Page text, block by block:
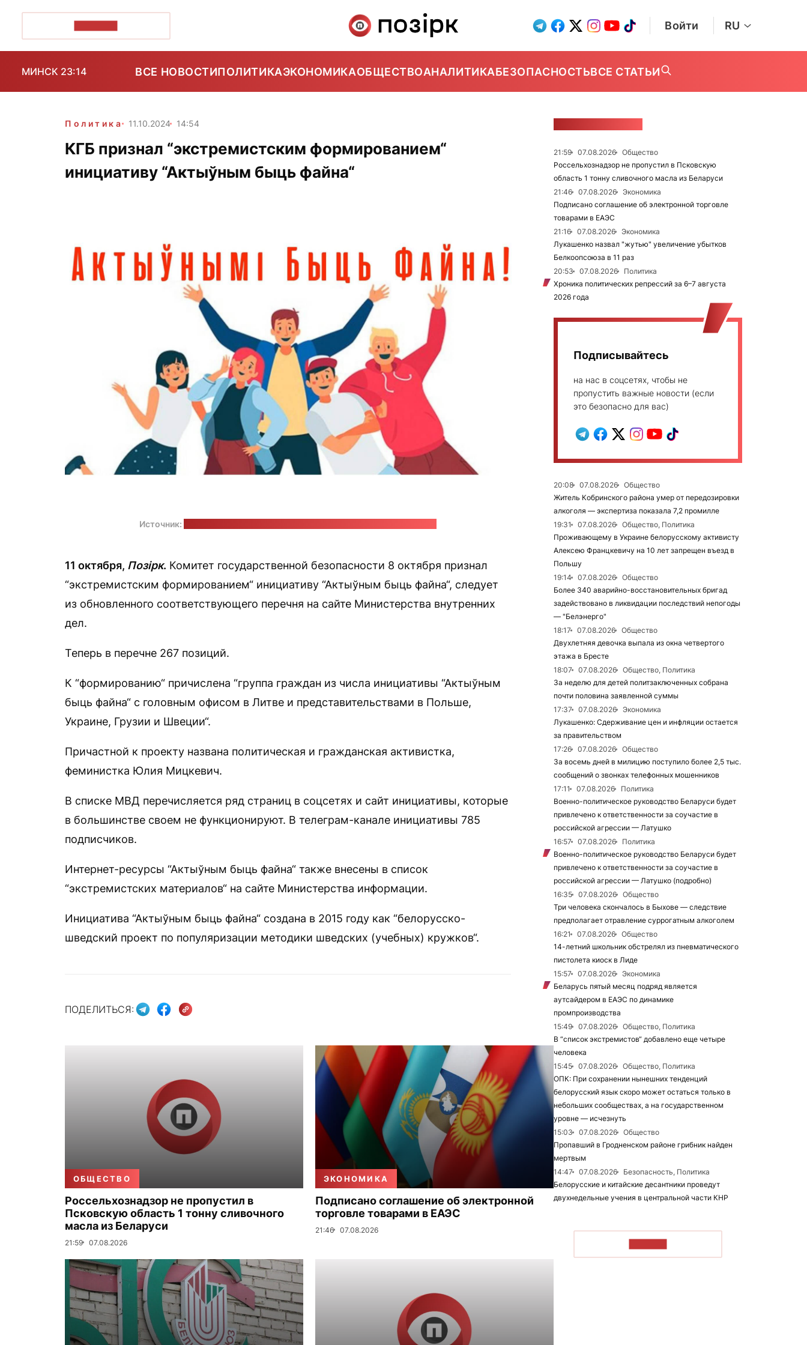
Войти RU
МИНСК 23:14 ВСЕ НОВОСТИПОЛИТИКАЭКОНОМИКАОБЩЕСТВОАНАЛИТИКАБЕЗОПАСНОСТЬВСЕ СТАТЬИ
Политика 11.10.2024 14:54
КГБ признал “экстремистским формированием“
инициативу “Актыўным быць файна“
Источник:
11 октября, Позірк. Комитет государственной безопасности 8 октября признал
“экстремистским формированием“ инициативу “Актыўным быць файна“, следует
из обновленного соответствующего перечня на сайте Министерства внутренних
дел.
Теперь в перечне 267 позиций.
К “формированию“ причислена “группа граждан из числа инициативы “Актыўным
быць файна“ с головным офисом в Литве и представительствами в Польше,
Украине, Грузии и Швеции“.
Причастной к проекту названа политическая и гражданская активистка,
феминистка Юлия Мицкевич.
В списке МВД перечисляется ряд страниц в соцсетях и сайт инициативы, которые
в большинстве своем не функционируют. В телеграм-канале инициативы 785
подписчиков.
Интернет-ресурсы “Актыўным быць файна“ также внесены в список
“экстремистских материалов“ на сайте Министерства информации.
Инициатива “Актыўным быць файна“ создана в 2015 году как “белорусско-
шведский проект по популяризации методики шведских (учебных) кружков“.
ПОДЕЛИТЬСЯ:
ОБЩЕСТВО
Россельхознадзор не пропустил в
Псковскую область 1 тонну сливочного
масла из Беларуси
21:59 07.08.2026
ЭКОНОМИКА
Подписано соглашение об электронной
торговле товарами в ЕАЭС
21:46 07.08.2026
21:59 07.08.2026
Общество
Россельхознадзор не пропустил в Псковскую
область 1 тонну сливочного масла из Беларуси
21:46
07.08.2026
Экономика
Подписано соглашение об электронной торговле
товарами в ЕАЭС
21:16
07.08.2026
Экономика
Лукашенко назвал "жутью" увеличение убытков
Белкоопсоюза в 11 раз
20:53
07.08.2026
Политика
Хроника политических репрессий за 6–7 августа
2026 года
Подписывайтесь
на нас в соцсетях, чтобы не
пропустить важные новости (если
это безопасно для вас)
20:08 07.08.2026
Общество
Житель Кобринского района умер от передозировки
алкоголя — экспертиза показала 7,2 промилле
19:31
07.08.2026
Общество, Политика
Проживающему в Украине белорусскому активисту
Алексею Францкевичу на 10 лет запрещен въезд в
Польшу
19:14
07.08.2026
Общество
Более 340 аварийно-восстановительных бригад
задействовано в ликвидации последствий непогоды
— "Белэнерго"
18:17
07.08.2026
Общество
Двухлетняя девочка выпала из окна четвертого
этажа в Бресте
18:07
07.08.2026
Общество, Политика
За неделю для детей политзаключенных собрана
почти половина заявленной суммы
17:37
07.08.2026
Экономика
Лукашенко: Сдерживание цен и инфляции остается
за правительством
17:26
07.08.2026
Общество
За восемь дней в милицию поступило более 2,5 тыс.
сообщений о звонках телефонных мошенников
17:11
07.08.2026
Политика
Военно-политическое руководство Беларуси будет
привлечено к ответственности за соучастие в
российской агрессии — Латушко
16:57
07.08.2026
Политика
Военно-политическое руководство Беларуси будет
привлечено к ответственности за соучастие в
российской агрессии — Латушко (подробно)
16:35
07.08.2026
Общество
Три человека скончалось в Быхове — следствие
предполагает отравление суррогатным алкоголем
16:21
07.08.2026
Общество
14-летний школьник обстрелял из пневматического
пистолета киоск в Лиде
15:57
07.08.2026
Экономика
Беларусь пятый месяц подряд является
аутсайдером в ЕАЭС по динамике
промпроизводства
15:49
07.08.2026
Общество, Политика
В “список экстремистов“ добавлено еще четыре
человека
15:45
07.08.2026
Общество, Политика
ОПК: При сохранении нынешних тенденций
белорусский язык скоро может остаться только в
небольших сообществах, а на государственном
уровне — исчезнуть
15:03
07.08.2026
Общество
Пропавший в Гродненском районе грибник найден
мертвым
14:47
07.08.2026
Безопасность, Политика
Белорусские и китайские десантники проведут
двухнедельные учения в центральной части КНР